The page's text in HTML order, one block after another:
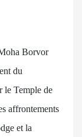
Borvor
du
le Temple de
affrontements
et la